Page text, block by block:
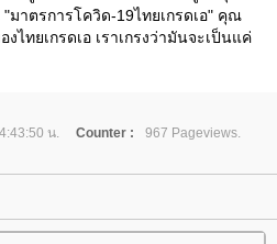
มาตรการโควิด-19ไทยเกรดเอ" คุณ
ไทยเกรดเอ เราเกรงว่ามันจะเป็นแค่
น. Counter :
967 Pageviews.